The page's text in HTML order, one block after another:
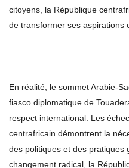
citoyens, la République
de transformer ses aspirations
En réalité, le sommet Arabie-
fiasco diplomatique de
respect international. Les
centrafricain démontrent la
des politiques et des pratiques
changement radical, la